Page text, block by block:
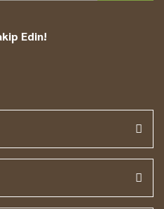
Edin!